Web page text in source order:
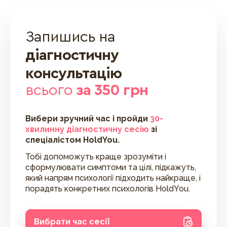
Запишись на
діагностичну
консультацію
всього за 350 грн
Вибери зручний час і пройди 30-
хвилинну діагностичну сесію зі
спеціалістом HoldYou.
Тобі допоможуть краще зрозуміти і
сформулювати симптоми та цілі, підкажуть,
який напрям психології підходить найкраще, і
порадять конкретних психологів HoldYou.
Вибрати час сесії